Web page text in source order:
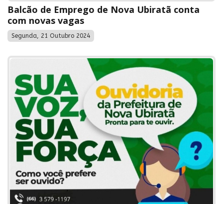
Balcão de Emprego de Nova Ubiratã conta
com novas vagas
Segunda, 21 Outubro 2024